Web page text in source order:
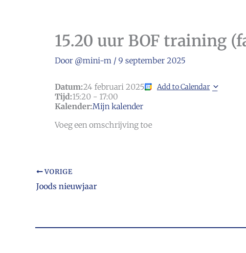
15.20 uur BOF training
Door @mini-m / 9 september 2025
Datum:24 februari 2025 Add to Calendar
Tijd:15:20 - 17:00
Kalender:Mijn kalender
Voeg een omschrijving toe
VORIGE
Joods nieuwjaar